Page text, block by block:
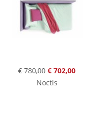
€ 780,00 € 702,00
Noctis